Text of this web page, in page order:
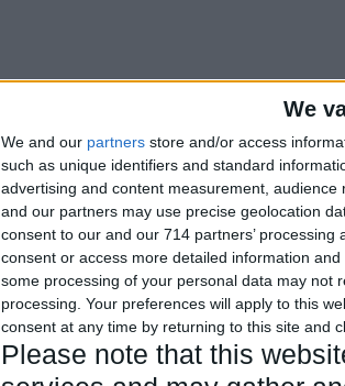
We
We and our partners store and/or access
such as unique identifiers and standard
advertising and content measurement,
and our partners may use precise geolocation
consent to our and our 714 partners’
consent or access more detailed information
some processing of your personal data may not
processing. Your preferences will apply to this
consent at any time by returning to this site and
Please note that this